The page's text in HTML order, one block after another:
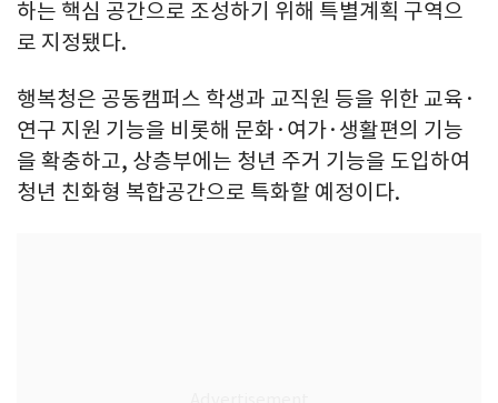
하는 핵심 공간으로 조성하기 위해 특별계획 구역으
로 지정됐다.
행복청은 공동캠퍼스 학생과 교직원 등을 위한 교육·
연구 지원 기능을 비롯해 문화·여가·생활편의 기능
을 확충하고, 상층부에는 청년 주거 기능을 도입하여
청년 친화형 복합공간으로 특화할 예정이다.